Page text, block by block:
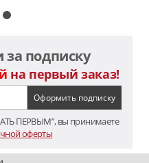
подписку
на первый заказ!
ПЕРВЫМ”, вы принимаете
оферты